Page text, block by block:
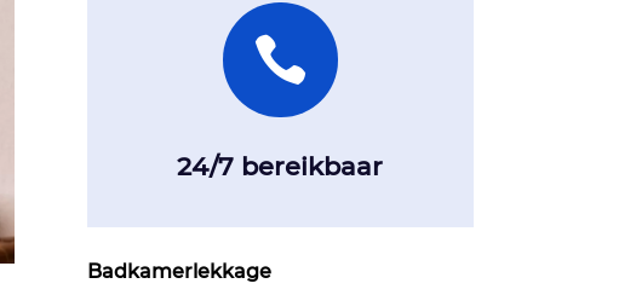

24/7 bereikbaar
Badkamerlekkage